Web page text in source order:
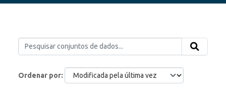
Ordenar por